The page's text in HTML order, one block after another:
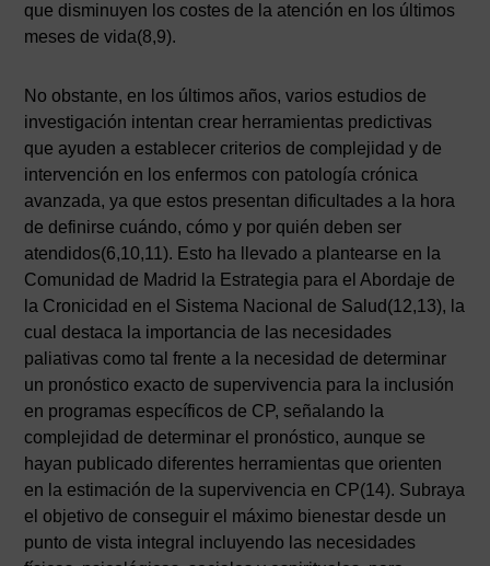
que disminuyen los costes de la atención en los últimos
meses de vida(8,9).
No obstante, en los últimos años, varios estudios de
investigación intentan crear herramientas predictivas
que ayuden a establecer criterios de complejidad y de
intervención en los enfermos con patología crónica
avanzada, ya que estos presentan dificultades a la hora
de definirse cuándo, cómo y por quién deben ser
atendidos(6,10,11). Esto ha llevado a plantearse en la
Comunidad de Madrid la Estrategia para el Abordaje de
la Cronicidad en el Sistema Nacional de Salud(12,13), la
cual destaca la importancia de las necesidades
paliativas como tal frente a la necesidad de determinar
un pronóstico exacto de supervivencia para la inclusión
en programas específicos de CP, señalando la
complejidad de determinar el pronóstico, aunque se
hayan publicado diferentes herramientas que orienten
en la estimación de la supervivencia en CP(14). Subraya
el objetivo de conseguir el máximo bienestar desde un
punto de vista integral incluyendo las necesidades